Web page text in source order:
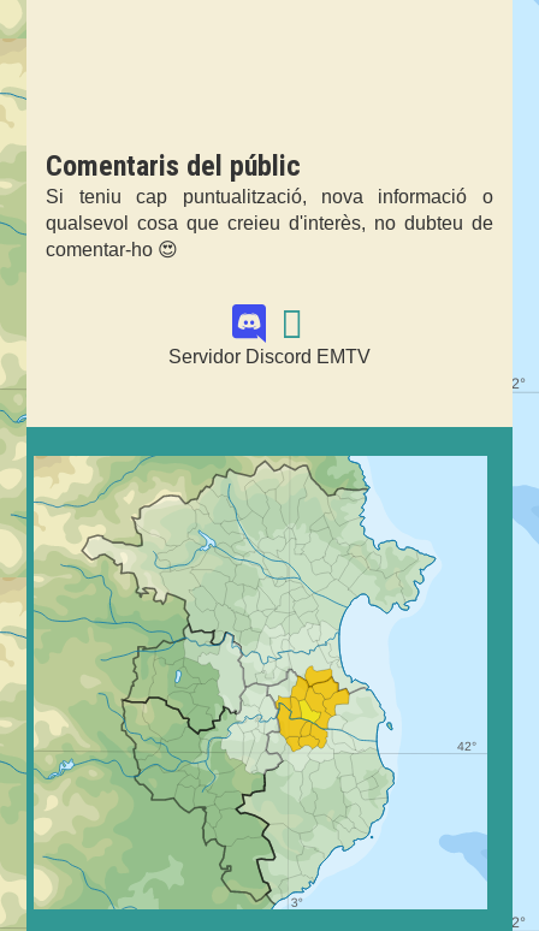
Comentaris del públic
Si teniu cap puntualització, nova informació o
qualsevol cosa que creieu d'interès, no dubteu de
comentar-ho 😍
Servidor Discord EMTV